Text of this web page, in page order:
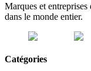
Marques et
dans le monde entier.
Catégories